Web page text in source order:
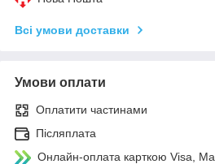
Всі умови доставки
Умови оплати
Оплатити частинами
Післяплата
Онлайн-оплата карткою Visa,